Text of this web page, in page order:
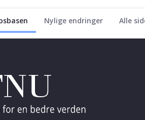
Nylige endringer Alle